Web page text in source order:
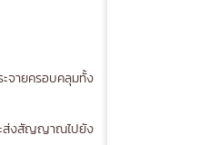
จายครอบคลุมทั้ง
ะส่งสัญญาณไปยัง